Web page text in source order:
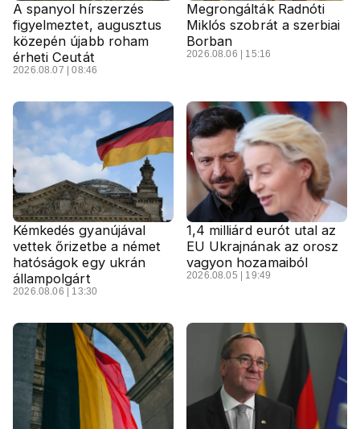
A spanyol hírszerzés
figyelmeztet, augusztus
közepén újabb roham
érheti Ceutát
2026.08.07 | 08:46
Megrongálták Radnóti
Miklós szobrát a szerbiai
Borban
2026.08.06 | 15:16
Kémkedés gyanújával
vettek őrizetbe a német
hatóságok egy ukrán
állampolgárt
2026.08.06 | 13:30
1,4 milliárd eurót utal az
EU Ukrajnának az orosz
vagyon hozamaiból
2026.08.05 | 19:49